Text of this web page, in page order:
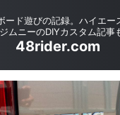
ード遊びの記録。ハイエー
ムニーのDIYカスタム記事
48rider.com